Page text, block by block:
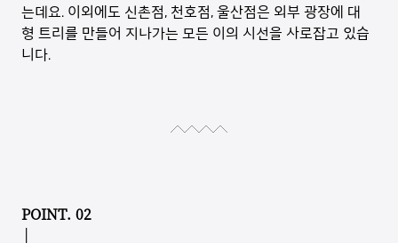
는데요. 이외에도 신촌점, 천호점, 울산점은 외부 광장에 대
형 트리를 만들어 지나가는 모든 이의 시선을 사로잡고 있습
니다.
POINT. 02